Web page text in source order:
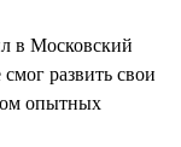
в Московский
развить свои
опытных